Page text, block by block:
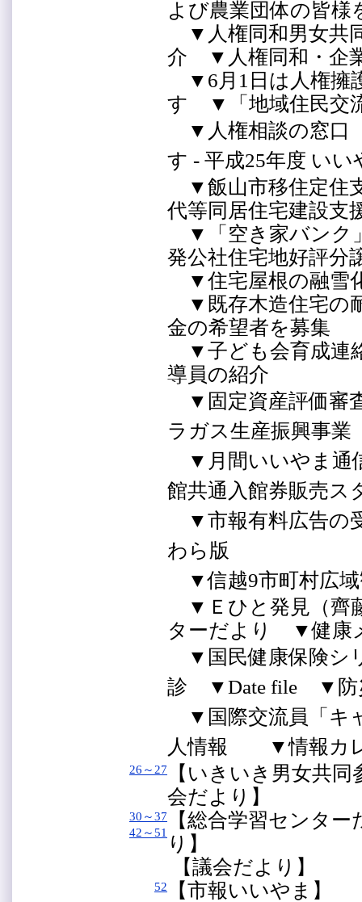
よび農業団体の皆様
▼人権同和男女共
介 ▼人権同和・企
▼6月1日は人権擁
す ▼「地域住民交
▼人権相談の窓口
す - 平成25年度 いい
▼飯山市移住定住
代等同居住宅建設支
▼「空き家バンク
発公社住宅地好評
▼住宅屋根の融雪
▼既存木造住宅の
金の希望者を募集
▼子ども会育成連
導員の紹介
▼固定資産評価審
ラガス生産振興事
▼月間いいやま通
館共通入館券販売
▼市報有料広告の
わら版
▼信越9市町村広域
▼Ｅひと発見（齊
ターだより ▼健
▼国民健康保険シ
診 ▼Date file ▼
▼国際交流員「キ
人情報 ▼情報カ
26～27
【いきいき男女
会だより】
30～37
42～51
【総合学習センタ
り】
【議会だより】
52
【市報いいやま】